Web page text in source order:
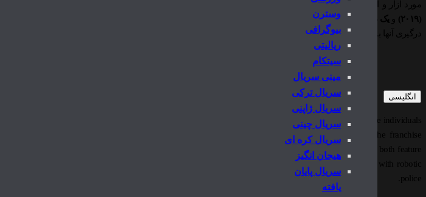
وسترن
بیوگرافی
ریالیتی
سیتکام
مینی سریال
سریال ترکی
سریال ژاپنی
سریال چینی
سریال کره ای
هیجان انگیز
سریال پایان
یافته
مورد آزار و اذیت قرار می‌گیرند. این فرنچایز شامل
(۲۰۱۹)
و یک دنباله (۲۰۲۴)
است که هر دو فیلم بلند بر روی یک جامعه اقلیت با توانایی‌های خاص و
درگیری آنها با پلیس رباتیک متمرکز هستند.
انگلیسی
franchise is a Canadian science fiction film series set in a world where individuals
with supernatural abilities (known as “Powers”) are persecuted by society. The franchise
, and a sequel (2024)
, both feature
films focusing on a minority community with special abilities and their conflict with robotic
police.